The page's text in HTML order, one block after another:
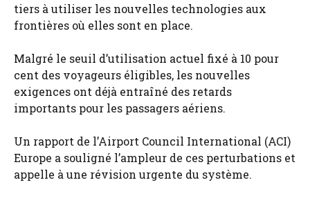
tiers à utiliser les nouvelles technologies aux
frontières où elles sont en place.
Malgré le seuil d’utilisation actuel fixé à 10 pour
cent des voyageurs éligibles, les nouvelles
exigences ont déjà entraîné des retards
importants pour les passagers aériens.
Un rapport de l’Airport Council International (ACI)
Europe a souligné l’ampleur de ces perturbations et
appelle à une révision urgente du système.